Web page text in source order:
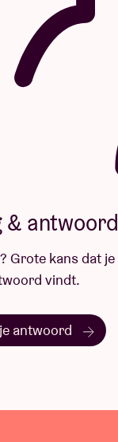
& antwoord
Grote kans dat
vindt.
antwoord